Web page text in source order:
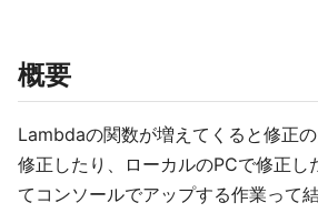
概要
Lambdaの関数が増えてくると修正
修正したり、ローカルのPCで修正し
てコンソールでアップする作業って